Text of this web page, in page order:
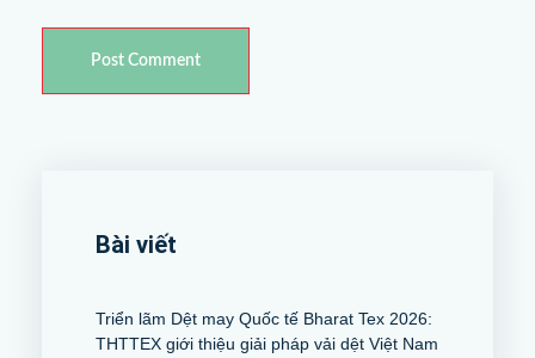
Bài viết
Triển lãm Dệt may Quốc tế Bharat Tex 2026:
THTTEX giới thiệu giải pháp vải dệt Việt Nam